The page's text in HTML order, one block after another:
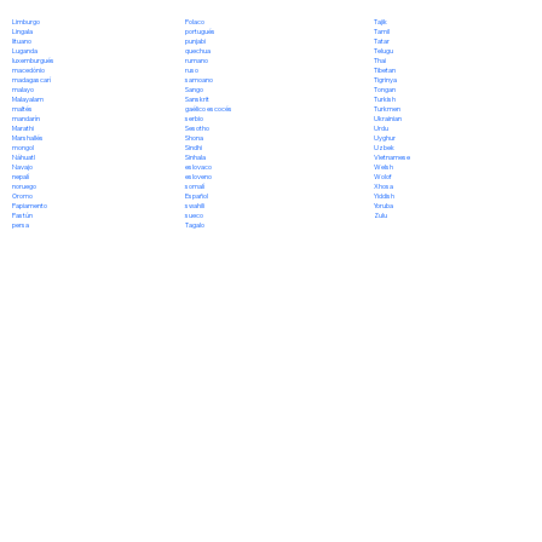
Limburgo
Lingala
lituano
Luganda
luxemburgués
macedónio
madagascarí
malayo
Malayalam
maltés
mandarín
Marathi
Marshallés
mongol
Náhuatl
Navajo
nepalí
noruego
Oromo
Papiamento
Pastún
persa
Polaco
portugués
punjabi
quechua
rumano
ruso
samoano
Sango
Sanskrit
gaélico escocés
serbio
Sesotho
Shona
Sindhi
Sinhala
eslovaco
esloveno
somalí
Español
swahili
sueco
Tagalo
Tajik
Tamil
Tatar
Telugu
Thai
Tibetan
Tigrinya
Tongan
Turkish
Turkmen
Ukrainian
Urdu
Uyghur
Uzbek
Vietnamese
Welsh
Wolof
Xhosa
Yiddish
Yoruba
Zulu